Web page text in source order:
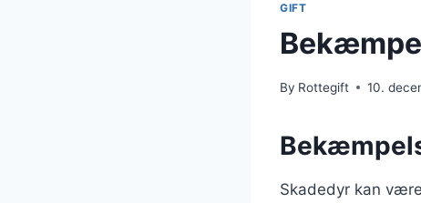
GIFT
By Rottegift 10.
Skadedyr kan